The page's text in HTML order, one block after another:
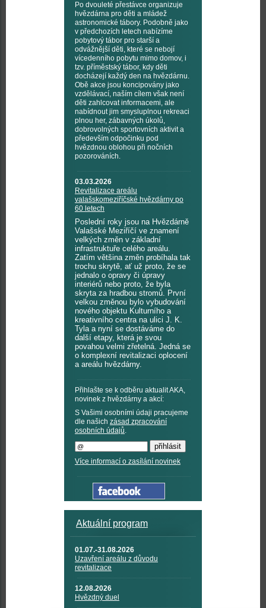
Po dvouleté přestávce organizuje
hvězdárna pro děti a mládež
astronomické tábory. Podobně jako
v předchozích letech nabízíme
pobytový tábor pro starší a
odvážnější děti, které se nebojí
vícedenního pobytu mimo domov, i
tzv. příměstský tábor, kdy děti
docházejí každý den na hvězdárnu.
Obě akce jsou koncipovány jako
vzdělávací, naším cílem však není
děti zahlcovat informacemi, ale
nabídnout jim smysluplnou rekreaci
plnou her, zábavných úkolů,
dobrovolných sportovních aktivit a
především odpočinku pod
hvězdnou oblohou při nočních
pozorováních.
03.03.2026
Revitalizace areálu
valašskomeziříčské hvězdárny po
60 letech
Poslední roky jsou na Hvězdárně
Valašské Meziříčí ve znamení
velkých změn v základní
infrastruktuře celého areálu.
Zatím většina změn probíhala tak
trochu skrytě, ať už proto, že se
jednalo o opravy či úpravy
interiérů nebo proto, že byla
skryta za hradbou stromů. První
velkou změnou bylo vybudování
nového objektu Kulturního a
kreativního centra na ulici J. K.
Tyla a nyní se dostáváme do
další etapy, která je svou
povahou velmi zřetelná. Jedná se
o komplexní revitalizaci oplocení
a areálu hvězdárny.
Přihlašte se k odběru aktualit AKA,
novinek z hvězdárny a akcí:
S Vašimi osobními údaji pracujeme
dle našich zásad zpracování
osobních údajů.
Více informací o zasílání novinek
Aktuální program
01.07.-31.08.2026
Uzavření areálu z důvodu
revitalizace
12.08.2026
Hvězdný duel